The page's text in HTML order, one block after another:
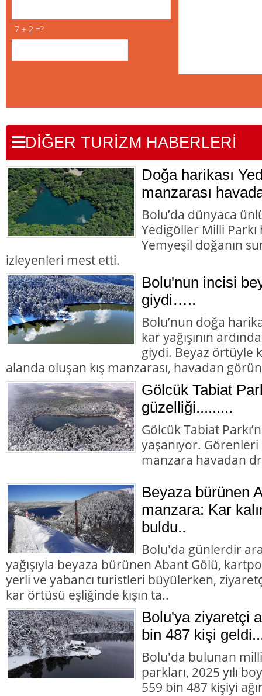
7 + 2 =?
DİĞER TURİZM HABERLERİ
Doğa harikası
manzarası
Bolu’da dünyaca
Yedigöller Milli
Yemyeşil doğanın
izleyenleri mest etti.
Bolu'nun incisi
giydi…..
Bolu’nun doğa
kar yağışının
giydi. Beyaz örtüyle
alanda oluşan kış manzarası, havadan
Gölcük Tabiat
güzelliği.........
Gölcük Tabiat
yaşanıyor.
manzara havadan
Beyaza bürünen
manzara: Kar
buldu..
Bolu'da günlerdir
yağışıyla beyaza bürünen Abant Gölü,
yerli ve yabancı turistleri büyülerken,
kar örtüsü eşliğinde kışın ta..
Bolu'ya ziyaretçi
bin 487 kişi
Bolu'da bulunan
parkları, 2025 yılı
559 bin 487 kişiyi